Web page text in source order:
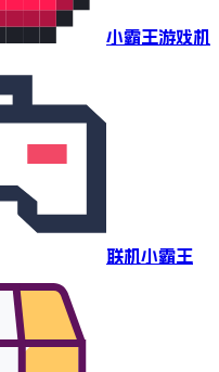
小霸王游戏机
联机小霸王